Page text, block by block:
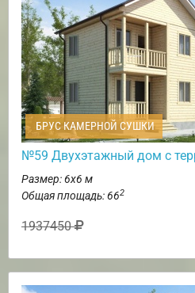
БРУС КАМЕРНОЙ СУШКИ
№59 Двухэтажный дом с
Размер: 6х6 м
Общая площадь: 662
1937450